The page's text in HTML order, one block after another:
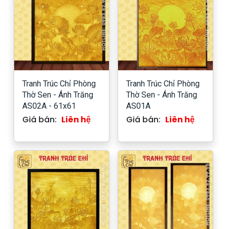
Tranh Trúc Chỉ Phòng
Thờ Sen - Ánh Trăng
AS02A - 61x61
Giá bán: Liên hệ
Tranh Trúc Chỉ Phòng
Thờ Sen - Ánh Trăng
AS01A
Giá bán: Liên hệ